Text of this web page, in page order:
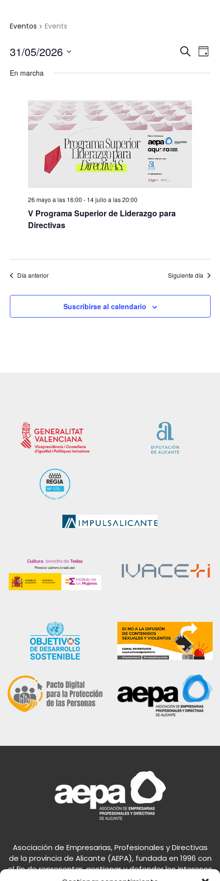
Eventos Events
búsqueda
de
Eventos
Buscar
Día
31/05/2026
fecha.
En marcha
26 mayo a las 16:00 - 14 julio a las 20:00
V Programa Superior de Liderazgo para
Directivas
Día anterior Siguiente día
Suscribirse al calendario
Asociación de Empresarias, Profesionales y Directivas
de la provincia de Alicante (AEPA), fundada en 1996 con
el fin de representar, gestionar y defender los intereses